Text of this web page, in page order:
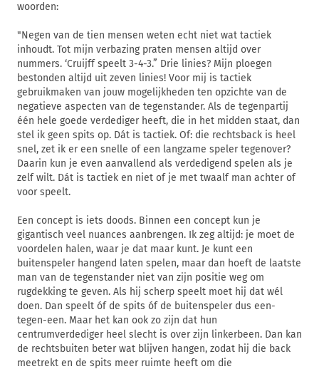
woorden:
"Negen van de tien mensen weten echt niet wat tactiek
inhoudt. Tot mijn verbazing praten mensen altijd over
nummers. ‘Cruijff speelt 3-4-3.” Drie linies? Mijn ploegen
bestonden altijd uit zeven linies! Voor mij is tactiek
gebruikmaken van jouw mogelijkheden ten opzichte van de
negatieve aspecten van de tegenstander. Als de tegenpartij
één hele goede verdediger heeft, die in het midden staat, dan
stel ik geen spits op. Dát is tactiek. Of: die rechtsback is heel
snel, zet ik er een snelle of een langzame speler tegenover?
Daarin kun je even aanvallend als verdedigend spelen als je
zelf wilt. Dát is tactiek en niet of je met twaalf man achter of
voor speelt.
Een concept is iets doods. Binnen een concept kun je
gigantisch veel nuances aanbrengen. Ik zeg altijd: je moet de
voordelen halen, waar je dat maar kunt. Je kunt een
buitenspeler hangend laten spelen, maar dan hoeft de laatste
man van de tegenstander niet van zijn positie weg om
rugdekking te geven. Als hij scherp speelt moet hij dat wél
doen. Dan speelt óf de spits óf de buitenspeler dus een-
tegen-een. Maar het kan ook zo zijn dat hun
centrumverdediger heel slecht is over zijn linkerbeen. Dan kan
de rechtsbuiten beter wat blijven hangen, zodat hij die back
meetrekt en de spits meer ruimte heeft om die